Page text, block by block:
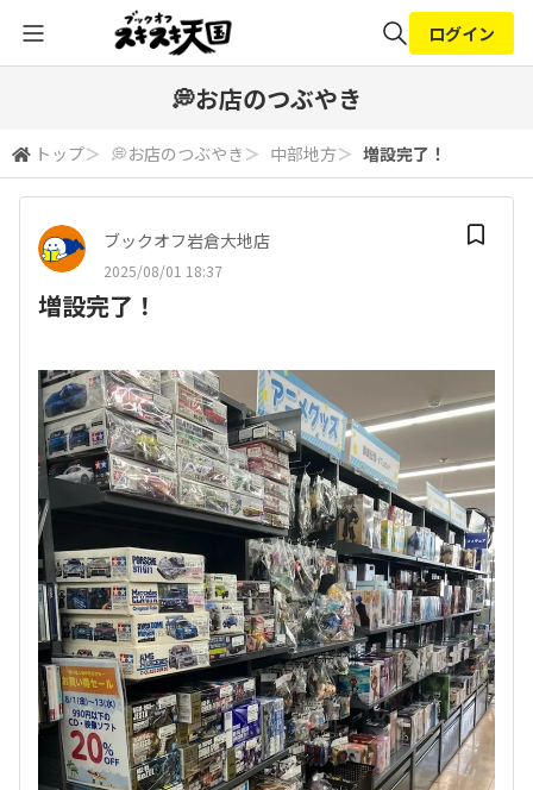
検索
ログイン
💭お店のつぶやき
トップ＞ 💭お店のつぶやき ＞ 中部地方＞ 増設完了！
ブックオフ岩倉大地店
2025/08/01 18:37
増設完了！